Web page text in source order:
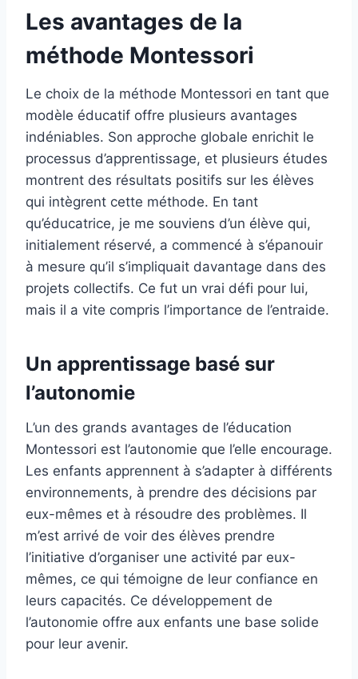
Les avantages de la
méthode Montessori
Le choix de la méthode Montessori en tant que
modèle éducatif offre plusieurs avantages
indéniables. Son approche globale enrichit le
processus d’apprentissage, et plusieurs études
montrent des résultats positifs sur les élèves
qui intègrent cette méthode. En tant
qu’éducatrice, je me souviens d’un élève qui,
initialement réservé, a commencé à s’épanouir
à mesure qu’il s’impliquait davantage dans des
projets collectifs. Ce fut un vrai défi pour lui,
mais il a vite compris l’importance de l’entraide.
Un apprentissage basé sur
l’autonomie
L’un des grands avantages de l’éducation
Montessori est l’autonomie que l’elle encourage.
Les enfants apprennent à s’adapter à différents
environnements, à prendre des décisions par
eux-mêmes et à résoudre des problèmes. Il
m’est arrivé de voir des élèves prendre
l’initiative d’organiser une activité par eux-
mêmes, ce qui témoigne de leur confiance en
leurs capacités. Ce développement de
l’autonomie offre aux enfants une base solide
pour leur avenir.